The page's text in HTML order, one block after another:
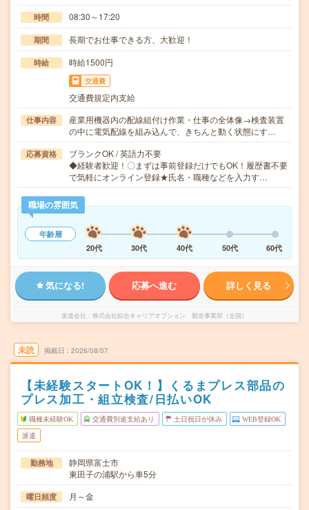
時間 08:30～17:20
期間 長期でお仕事できる方、大歓迎！
時給 時給1500円
交通費
交通費規定内支給
仕事内容
産業用機器内の配線組付け作業・仕事の全体像→検査装置
の中に電気配線を組み込んで、きちんと動く状態にす…
応募資格
ブランクOK / 英語力不要
◆経験者歓迎！〇まずは事前登録だけでもOK！履歴書不要
で気軽にオンライン登録★氏名・職種などを入力す…
職場の雰囲気
年齢層
20代
30代 40代 50代 60代
気になる! 応募へ進む 詳しく見る
派遣会社 株式会社綜合キャリアオプション 製造事業部（全国）
未読 掲載日 2026/08/07
【未経験スタートOK！】くるまプレス部品の
プレス加工・組立検査/日払いOK
職種未経験OK 交通費別途支給あり 土日祝日が休み WEB登録OK
派遣
勤務地
静岡県富士市
東田子の浦駅から車5分
曜日頻度 月～金